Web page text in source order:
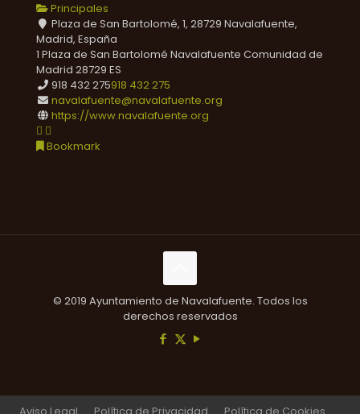
Principales
Plaza de San Bartolomé, 1, 28729 Navalafuente,
Madrid, España
1 Plaza de San Bartolomé Navalafuente Comunidad de
Madrid 28729 ES
918 432 275918 432 275
navalafuente@navalafuente.org
https://www.navalafuente.org
Bookmark
© 2019 Ayuntamiento de Navalafuente. Todos los
derechos reservados